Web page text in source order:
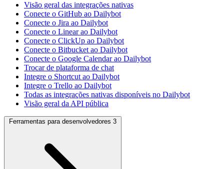
Visão geral das integrações nativas
Conecte o GitHub ao Dailybot
Conecte o Jira ao Dailybot
Conecte o Linear ao Dailybot
Conecte o ClickUp ao Dailybot
Conecte o Bitbucket ao Dailybot
Conecte o Google Calendar ao Dailybot
Trocar de plataforma de chat
Integre o Shortcut ao Dailybot
Integre o Trello ao Dailybot
Todas as integrações nativas disponíveis no Dailybot
Visão geral da API pública
Ferramentas para desenvolvedores 3